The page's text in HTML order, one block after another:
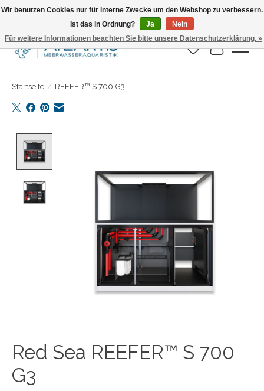
Täglicher Versand. Bestelle bis 15.00 Uhr
Wunschzettel
Ihr
Startseite / REEFER™ S 700 G3
Red Sea REEFER™ S 700
G3
Wir benutzen Cookies nur für interne Zwecke um den Webshop zu verbessern.
Ist das in Ordnung?
Ja
Nein
Für weitere Informationen beachten Sie bitte unsere Datenschutzerklärung. »